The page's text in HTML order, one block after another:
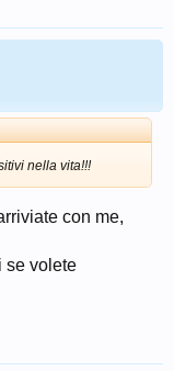
nella vita!!!
con me,
se volete